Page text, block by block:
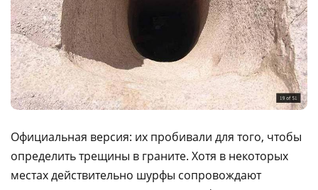
Официальная версия: их пробивали для того, чтобы
определить трещины в граните. Хотя в некоторых
местах действительно шурфы сопровождают